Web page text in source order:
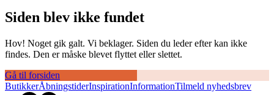
Siden blev ikke fundet
Hov! Noget gik galt. Vi beklager. Siden du leder efter kan ikke
findes. Den er måske blevet flyttet eller slettet.
Gå til forsiden
ButikkerÅbningstiderInspirationInformationTilmeld nyhedsbrev